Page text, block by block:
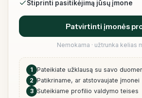
Stiprinti pasitikėjimą jūsų įmone
Patvirtinti įmonės
Nemokama · užtrunka kelias
1 Pateikiate užklausą su savo
2 Patikriname, ar atstovaujate įmonei
3 Suteikiame profilio valdymo teises